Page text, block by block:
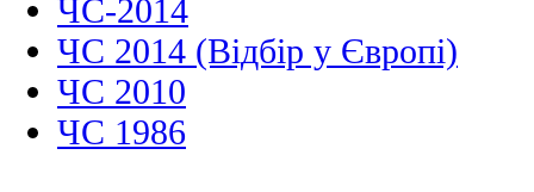
ЧС-2014
ЧС 2014 (Відбір у Європі)
ЧС 2010
ЧС 1986